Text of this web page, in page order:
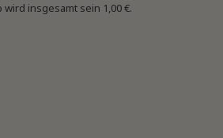
insgesamt sein 1,00 €.